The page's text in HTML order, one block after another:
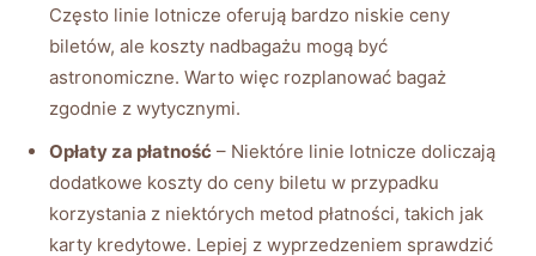
Często linie lotnicze oferują bardzo niskie ceny
biletów, ale koszty nadbagażu mogą być
astronomiczne. Warto więc rozplanować bagaż
zgodnie z wytycznymi.
Opłaty za płatność – Niektóre linie lotnicze doliczają
dodatkowe koszty do ceny biletu w przypadku
korzystania z niektórych metod płatności, takich jak
karty kredytowe. Lepiej z wyprzedzeniem sprawdzić